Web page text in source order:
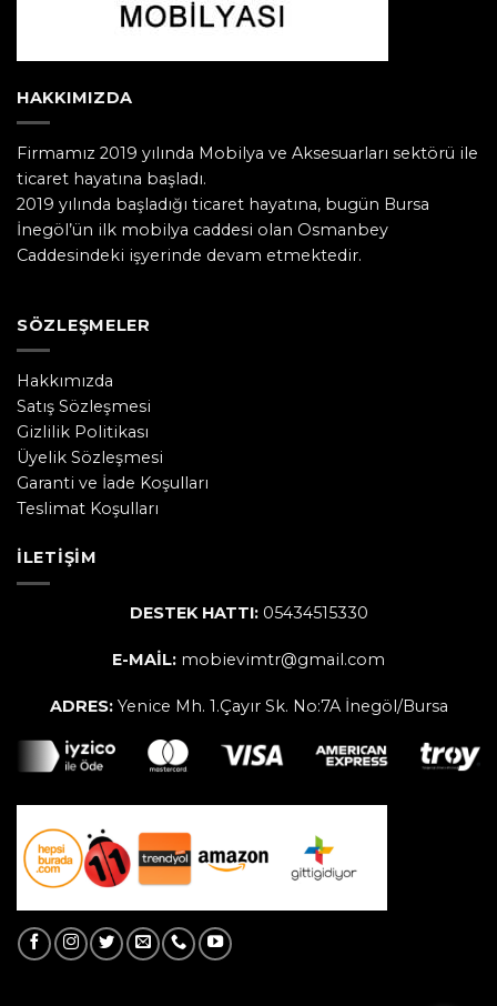
HAKKIMIZDA
Firmamız 2019 yılında Mobilya ve Aksesuarları sektörü ile
ticaret hayatına başladı.
2019 yılında başladığı ticaret hayatına, bugün Bursa
İnegöl’ün ilk mobilya caddesi olan Osmanbey
Caddesindeki işyerinde devam etmektedir.
SÖZLEŞMELER
Hakkımızda
Satış Sözleşmesi
Gizlilik Politikası
Üyelik Sözleşmesi
Garanti ve İade Koşulları
Teslimat Koşulları
İLETIŞIM
DESTEK HATTI:05434515330
E-MAİL: mobievimtr@gmail.com
ADRES: Yenice Mh. 1.Çayır Sk. No:7A İnegöl/Bursa